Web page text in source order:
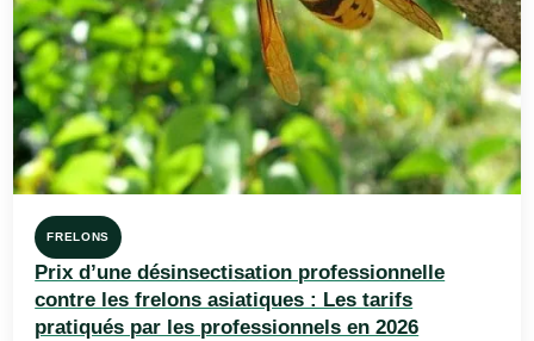
FRELONS
Prix d’une désinsectisation professionnelle
contre les frelons asiatiques : Les tarifs
pratiqués par les professionnels en 2026